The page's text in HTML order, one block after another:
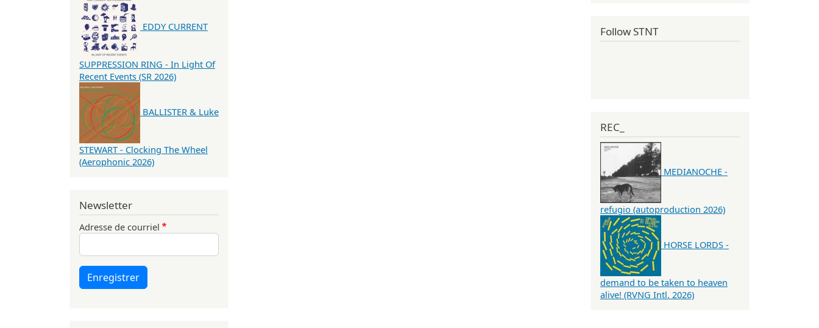
EDDY CURRENT
SUPPRESSION RING - In Light Of
Recent Events (SR 2026)
BALLISTER & Luke
STEWART - Clocking The Wheel
(Aerophonic 2026)
Newsletter
Adresse de courriel
Enregistrer
Follow STNT
REC_
MEDIANOCHE -
refugio (autoproduction 2026)
HORSE LORDS -
demand to be taken to heaven
alive! (RVNG Intl. 2026)